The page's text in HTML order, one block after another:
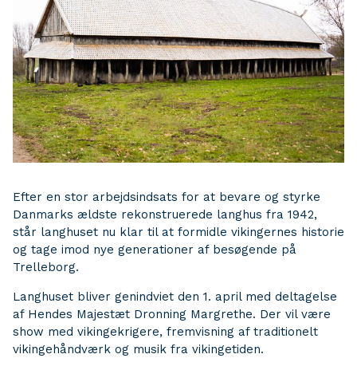
Efter en stor arbejdsindsats for at bevare og styrke
Danmarks ældste rekonstruerede langhus fra 1942,
står langhuset nu klar til at formidle vikingernes historie
og tage imod nye generationer af besøgende på
Trelleborg.
Langhuset bliver genindviet den 1. april med deltagelse
af Hendes Majestæt Dronning Margrethe. Der vil være
show med vikingekrigere, fremvisning af traditionelt
vikingehåndværk og musik fra vikingetiden.